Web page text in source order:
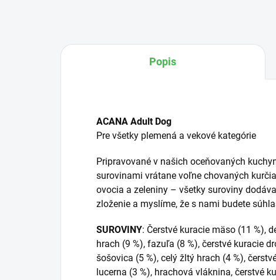
Popis
ACANA Adult Dog
Pre všetky plemená a vekové kategórie
Pripravované v našich oceňovaných
surovinami vrátane voľne chovaných
ovocia a zeleniny – všetky suroviny
zloženie a myslíme, že s nami budete
SUROVINY: Čerstvé kuracie mäso (11 %),
hrach (9 %), fazuľa (8 %), čerstvé kuracie
šošovica (5 %), celý žltý hrach (4 %),
lucerna (3 %), hrachová vláknina, čerstvé